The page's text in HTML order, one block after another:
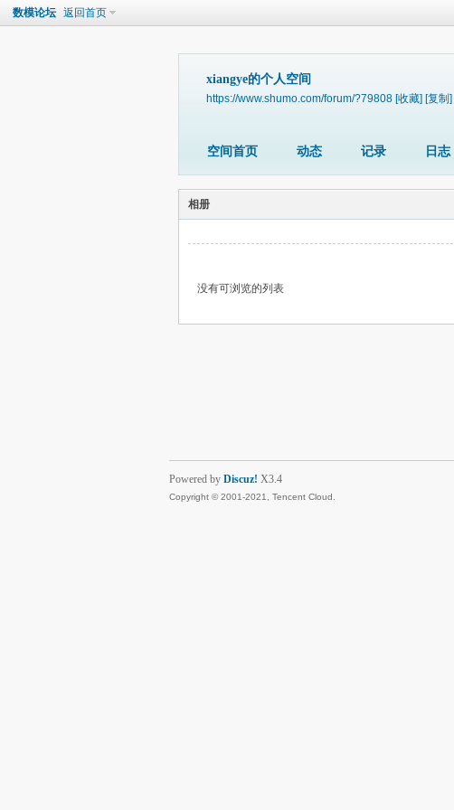
数模论坛 返回首页
xiangye的个人空间
https://www.shumo.com/forum/?79808 [收藏] [复制]
空间首页 动态 记录 日志
相册
没有可浏览的列表
Powered by Discuz! X3.4
Copyright © 2001-2021, Tencent Cloud.